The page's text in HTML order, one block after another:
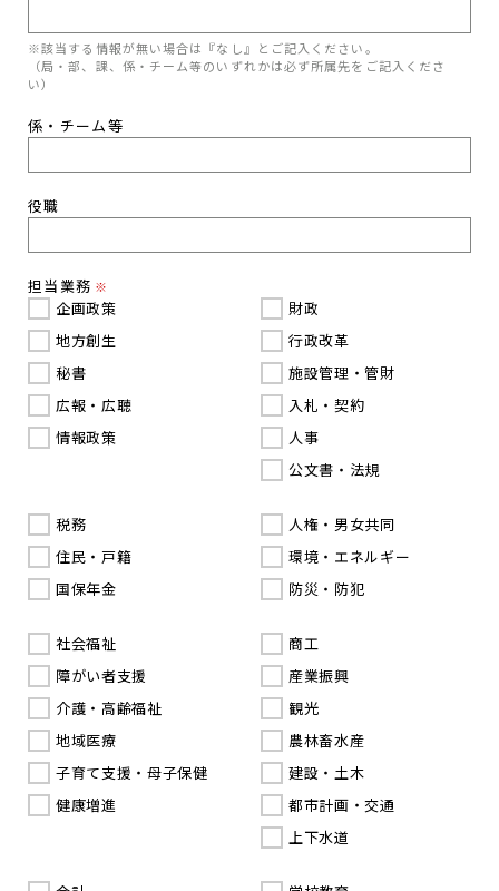
※該当する情報が無い場合は『なし』とご記入ください。
（局・部、課、係・チーム等のいずれかは必ず所属先をご記入くださ
い）
係・チーム等
役職
担当業務 ※
企画政策
地方創生
秘書
広報・広聴
情報政策
財政
行政改革
施設管理・管財
入札・契約
人事
公文書・法規
税務
住民・戸籍
国保年金
人権・男女共同
環境・エネルギー
防災・防犯
社会福祉
障がい者支援
介護・高齢福祉
地域医療
子育て支援・母子保健
健康増進
商工
産業振興
観光
農林畜水産
建設・土木
都市計画・交通
上下水道